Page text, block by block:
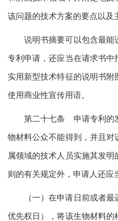
该问题的技术方案的要点以及
说明书摘要可以包含最能
专利申请，还应当在请求书
实用新型技术特征的说明书
使用商业性宣传用语。
第二十七条 申请专利的
物材料公众不能得到，并且
属领域的技术人员实施其发
则的有关规定外，申请人还应
（一）在申请日前或者
优先权日），将该生物材料的